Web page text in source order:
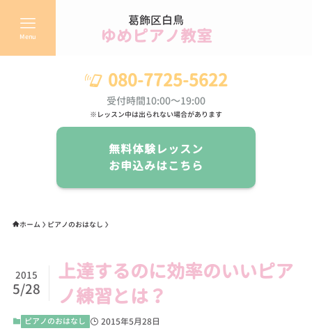
葛飾区白鳥
ゆめピアノ教室
Menu
080-7725-5622
受付時間10:00～19:00
※レッスン中は出られない場合があります
無料体験レッスン
お申込みはこちら
ホーム ピアノのおはなし
上達するのに効率のいいピア
ノ練習とは？
2015
5/28
ピアノのおはなし 2015年5月28日